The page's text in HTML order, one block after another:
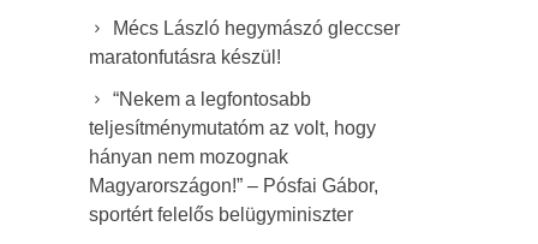
Mécs László hegymászó gleccser
maratonfutásra készül!
“Nekem a legfontosabb
teljesítménymutatóm az volt, hogy
hányan nem mozognak
Magyarországon!” – Pósfai Gábor,
sportért felelős belügyminiszter